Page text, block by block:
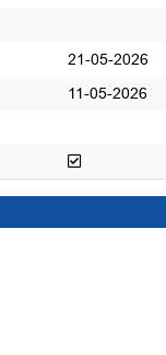
21-05-2026
11-05-2026
Beantwoord